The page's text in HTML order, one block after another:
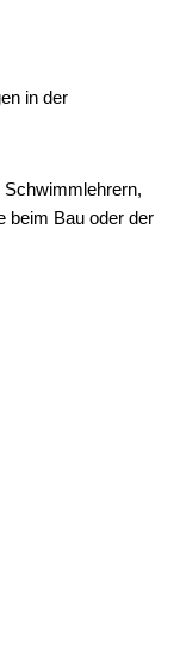
in der
beim Bau oder der